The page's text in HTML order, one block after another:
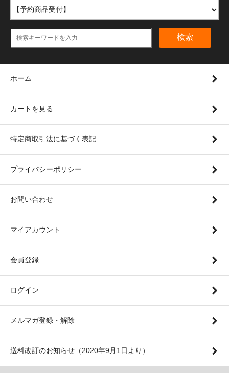
検索
ホーム
カートを見る
特定商取引法に基づく表記
プライバシーポリシー
お問い合わせ
マイアカウント
会員登録
ログイン
メルマガ登録・解除
送料改訂のお知らせ（2020年9月1日より）